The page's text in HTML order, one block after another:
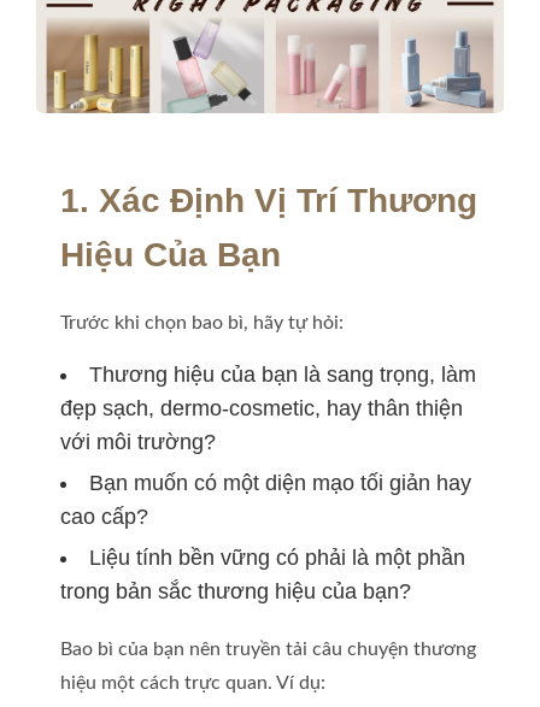
1. Xác Định Vị Trí Thương
Hiệu Của Bạn
Trước khi chọn bao bì, hãy tự hỏi:
Thương hiệu của bạn là sang trọng, làm
đẹp sạch, dermo-cosmetic, hay thân thiện
với môi trường?
Bạn muốn có một diện mạo tối giản hay
cao cấp?
Liệu tính bền vững có phải là một phần
trong bản sắc thương hiệu của bạn?
Bao bì của bạn nên truyền tải câu chuyện thương
hiệu một cách trực quan. Ví dụ: